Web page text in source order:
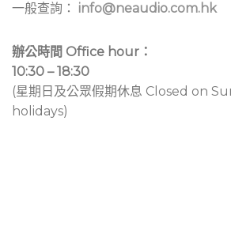
一般查詢： info@neaudio.com.hk
辦公時間 Office hour：
10:30 – 18:30
(星期日及公眾假期休息 Closed on
holidays)